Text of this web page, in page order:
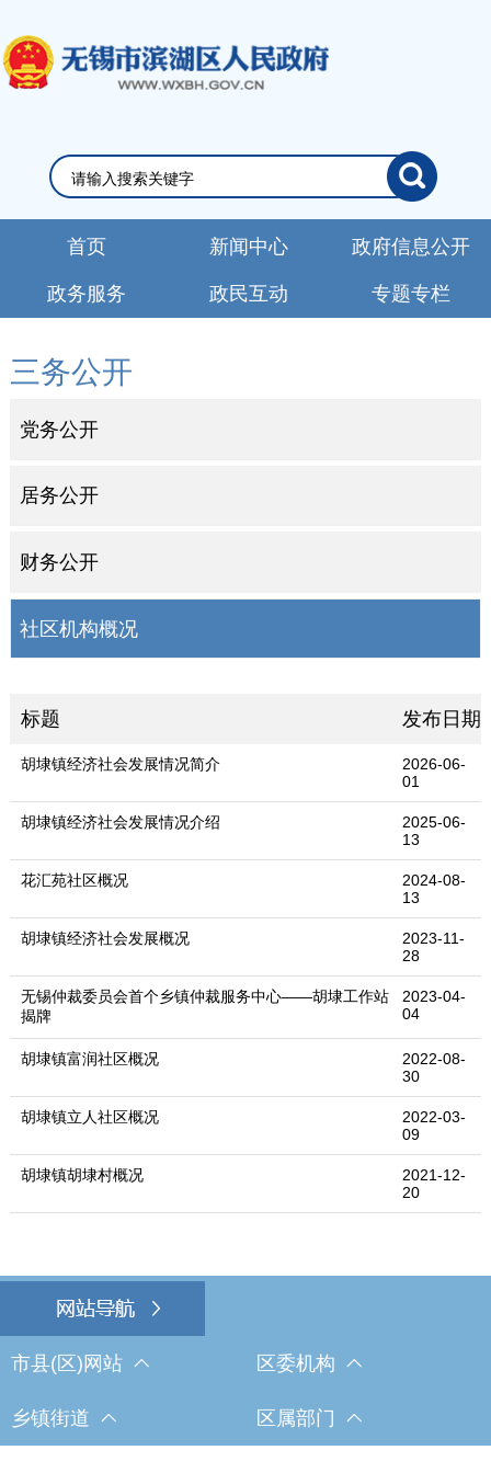
首页 新闻中心 政府信息公开
政务服务 政民互动 专题专栏
三务公开
党务公开
居务公开
财务公开
社区机构概况
标题 发布日期
胡埭镇经济社会发展情况简介
2026-06-
01
胡埭镇经济社会发展情况介绍
2025-06-
13
花汇苑社区概况
2024-08-
13
胡埭镇经济社会发展概况
2023-11-
28
无锡仲裁委员会首个乡镇仲裁服务中心——胡埭工作站
揭牌
2023-04-
04
胡埭镇富润社区概况
2022-08-
30
胡埭镇立人社区概况
2022-03-
09
胡埭镇胡埭村概况
2021-12-
20
市县(区)网站 区委机构
乡镇街道 区属部门